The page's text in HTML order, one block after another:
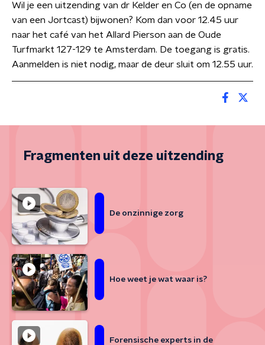
Wil je een uitzending van dr Kelder en Co (en de opname
van een Jortcast) bijwonen? Kom dan voor 12.45 uur
naar het café van het Allard Pierson aan de Oude
Turfmarkt 127-129 te Amsterdam. De toegang is gratis.
Aanmelden is niet nodig, maar de deur sluit om 12.55 uur.
Fragmenten uit deze uitzending
De onzinnige zorg
Hoe weet je wat waar is?
Forensische experts in de